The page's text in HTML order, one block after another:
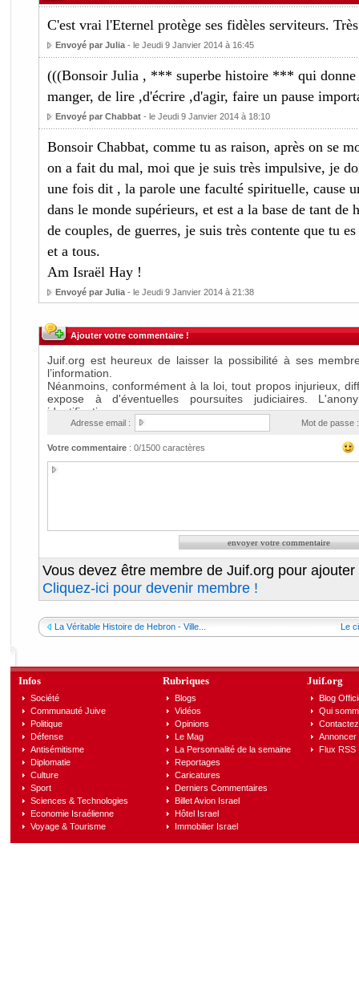
C'est vrai l'Eternel protège ses fidèles serviteurs.
Envoyé par Julia- le Jeudi 9 Janvier 2014 à 16:45
(((Bonsoir Julia , *** superbe histoire *** qui donne
manger, de lire ,d'écrire ,d'agir, faire un pause
Envoyé par Chabbat- le Jeudi 9 Janvier 2014 à 18:10
Bonsoir Chabbat, comme tu as raison, après on se
on a fait du mal, moi que je suis très impulsive, je
une fois dit , la parole une faculté spirituelle, cause
dans le monde supérieurs, et est a la base de tant de
de couples, de guerres, je suis très contente que tu
et a tous.
Am Israël Hay !
Envoyé par Julia- le Jeudi 9 Janvier 2014 à 21:38
Ajouter votre commentaire !
Adresse email : Mot de passe :
Votre commentaire: 0/1500 caractères
Vous devez être membre de Juif.org pour
Cliquez-ici pour devenir membre !
La Véritable Histoire de Hebron - Ville... Le
Infos
Société
Communauté Juive
Politique
Défense
Antisémitisme
Diplomatie
Culture
Sport
Sciences & Technologies
Economie Israélienne
Voyage & Tourisme
Rubriques
Blogs
Vidéos
Opinions
Le Mag
La Personnalité de la semaine
Reportages
Caricatures
Derniers Commentaires
Billet Avion Israel
Hôtel Israel
Immobilier Israel
Juif.org
Blog
Qui
Annoncer
Flux RSS